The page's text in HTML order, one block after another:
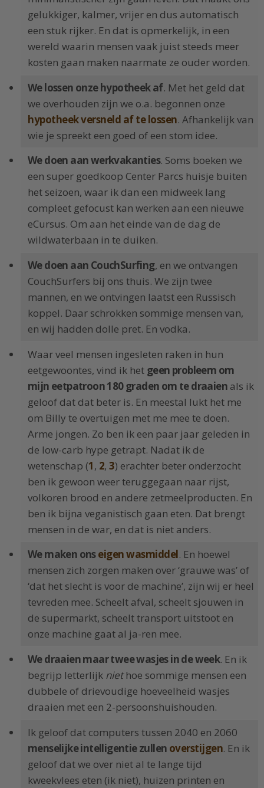
gelukkiger, kalmer, vrijer en dus automatisch
een stuk rijker. En dat is opmerkelijk, in een
wereld waarin mensen vaak juist steeds meer
kosten gaan maken naarmate ze ouder worden.
We lossen onze hypotheek af. Met het geld dat
we overhouden zijn we o.a. begonnen onze
hypotheek versneld af te lossen. Afhankelijk van
wie je spreekt een goed of een stom idee.
We doen aan werkvakanties. Soms boeken we
een super goedkoop Center Parcs huisje buiten
het seizoen, waar ik dan een midweek lang
compleet gefocust kan werken aan een nieuwe
eCursus. Om aan het einde van de dag de
wildwaterbaan in te duiken.
We doen aan CouchSurfing, en we ontvangen
CouchSurfers bij ons thuis. We zijn twee
mannen, en we ontvingen laatst een Russisch
koppel. Daar schrokken sommige mensen van,
en wij hadden dolle pret. En vodka.
Waar veel mensen ingesleten raken in hun
eetgewoontes, vind ik het geen probleem om
mijn eetpatroon 180 graden om te draaien als ik
geloof dat dat beter is. En meestal lukt het me
om Billy te overtuigen met me mee te doen.
Arme jongen. Zo ben ik een paar jaar geleden in
de low-carb hype getrapt. Nadat ik de
wetenschap (1, 2, 3) erachter beter onderzocht
ben ik gewoon weer teruggegaan naar rijst,
volkoren brood en andere zetmeelproducten. En
ben ik bijna veganistisch gaan eten. Dat brengt
mensen in de war, en dat is niet anders.
We maken onseigen wasmiddel. En hoewel
mensen zich zorgen maken over ‘grauwe was’ of
‘dat het slecht is voor de machine’, zijn wij er heel
tevreden mee. Scheelt afval, scheelt sjouwen in
de supermarkt, scheelt transport uitstoot en
onze machine gaat al ja-ren mee.
We draaien maar twee wasjes in de week. En ik
begrijp letterlijk niethoe sommige mensen een
dubbele of drievoudige hoeveelheid wasjes
draaien met een 2-persoonshuishouden.
Ik geloof dat computers tussen 2040 en 2060
menselijke intelligentie zullen overstijgen. En ik
geloof dat we over niet al te lange tijd
kweekvlees eten (ik niet), huizen printen en